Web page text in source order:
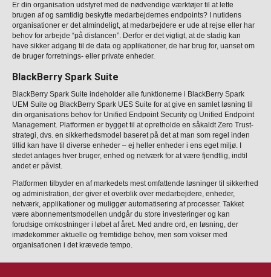
Er din organisation udstyret med de nødvendige værktøjer til at lette
brugen af ​​og samtidig beskytte medarbejdernes endpoints? I nutidens
organisationer er det almindeligt, at medarbejdere er ude at rejse eller har
behov for arbejde “på distancen”. Derfor er det vigtigt, at de stadig kan
have sikker adgang til de data og applikationer, de har brug for, uanset om
de bruger forretnings- eller private enheder.
BlackBerry Spark Suite
BlackBerry Spark Suite indeholder alle funktionerne i BlackBerry Spark
UEM Suite og BlackBerry Spark UES Suite for at give en samlet løsning til
din organisations behov for Unified Endpoint Security og Unified Endpoint
Management. Platformen er bygget til at opretholde en såkaldt Zero Trust-
strategi, dvs. en sikkerhedsmodel baseret på det at man som regel inden
tillid kan have til diverse enheder – ej heller enheder i ens eget miljø. I
stedet antages hver bruger, enhed og netværk for at være fjendtlig, indtil
andet er påvist.
Platformen tilbyder en af ​​markedets mest omfattende løsninger til sikkerhed
og administration, der giver et overblik over medarbejdere, enheder,
netværk, applikationer og muliggør automatisering af processer. Takket
være abonnementsmodellen undgår du store investeringer og kan
forudsige omkostninger i løbet af året. Med andre ord, en løsning, der
imødekommer aktuelle og fremtidige behov, men som vokser med
organisationen i det krævede tempo.